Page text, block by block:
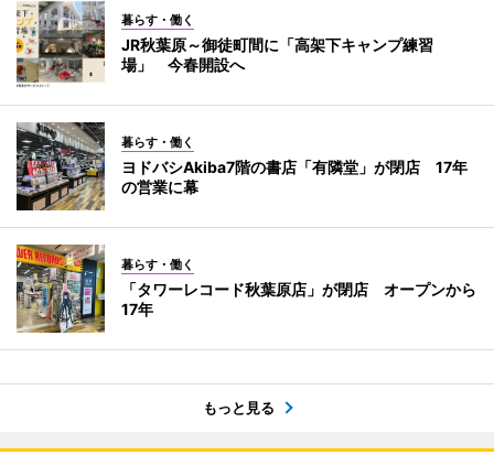
暮らす・働く
JR秋葉原～御徒町間に「高架下キャンプ練習
場」 今春開設へ
暮らす・働く
ヨドバシAkiba7階の書店「有隣堂」が閉店 17年
の営業に幕
暮らす・働く
「タワーレコード秋葉原店」が閉店 オープンから
17年
もっと見る